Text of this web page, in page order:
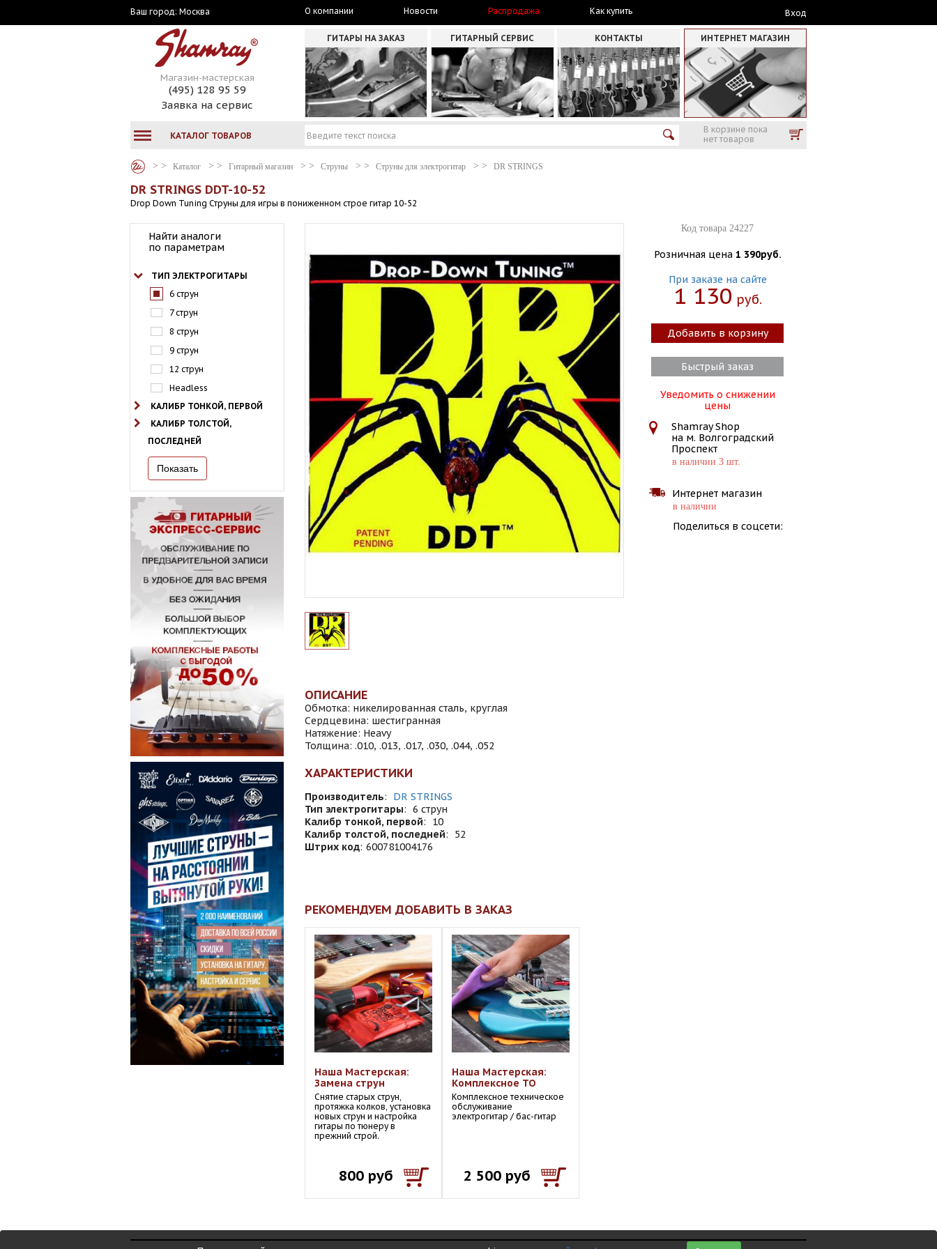
Ваш город: Москва О компании Новости Распродажа Как купить Вход
Магазин-мастерская
(495) 128 95 59
Заявка на сервис
ГИТАРЫ НА ЗАКАЗ ГИТАРНЫЙ СЕРВИС КОНТАКТЫ ИНТЕРНЕТ МАГАЗИН
КАТАЛОГ ТОВАРОВ
В корзине пока
нет товаров
Каталог Гитарный магазин Струны Струны для электрогитар DR STRINGS
DR STRINGS DDT-10-52
Drop Down Tuning Струны для игры в пониженном строе гитар 10-52
Найти аналоги
по параметрам
ТИП ЭЛЕКТРОГИТАРЫ
6 струн
7 струн
8 струн
9 струн
12 струн
Headless
КАЛИБР ТОНКОЙ, ПЕРВОЙ
КАЛИБР ТОЛСТОЙ,
ПОСЛЕДНЕЙ
Код товара 24227
Розничная цена 1 390руб.
При заказе на сайте
1 130 Руб.
Добавить в корзину
Быстрый заказ
Уведомить о снижении
цены
Shamray Shop
на м. Волгоградский
Проспект
в наличии 3 шт.
Интернет магазин
в наличии
Поделиться в соцсети:
ОПИСАНИЕ
Обмотка: никелированная сталь, круглая
Сердцевина: шестигранная
Натяжение: Heavy
Толщина: .010, .013, .017, .030, .044, .052
ХАРАКТЕРИСТИКИ
Производитель:
DR STRINGS
Тип электрогитары: 6 струн
Калибр тонкой, первой:
10
Калибр толстой, последней:
52
Штрих код: 600781004176
РЕКОМЕНДУЕМ ДОБАВИТЬ В ЗАКАЗ
Наша Мастерская:
Замена струн
Снятие старых струн,
протяжка колков, установка
новых струн и настройка
гитары по тюнеру в
прежний строй.
800 руб
Наша Мастерская:
Комплексное ТО
Комплексное техническое
обслуживание
электрогитар / бас-гитар
2 500 руб